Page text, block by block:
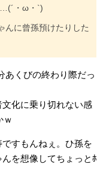
…(´・ω・`)
んに曾孫預けたりした
くびの終わり際だっ
化に乗り切れない感
ｗ
すもんねぇ。ひ孫を
を想像してちょっとﾎ